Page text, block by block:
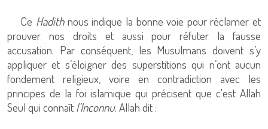
Ce Hadith nous indique la bonne voie pour réclamer et
prouver nos droits et aussi pour réfuter la fausse
accusation. Par conséquent, les Musulmans doivent s’y
appliquer et s’éloigner des superstitions qui n’ont aucun
fondement religieux, voire en contradiction avec les
principes de la foi islamique qui précisent que c'est Allah
Seul qui connaît l’Inconnu. Allah dit :